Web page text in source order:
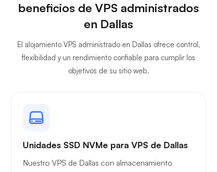
beneficios de VPS administrados
en Dallas
El alojamiento VPS administrado en Dallas ofrece control,
flexibilidad y un rendimiento confiable para cumplir los
objetivos de su sitio web.
Unidades SSD NVMe para VPS de Dallas
Nuestro VPS de Dallas con almacenamiento